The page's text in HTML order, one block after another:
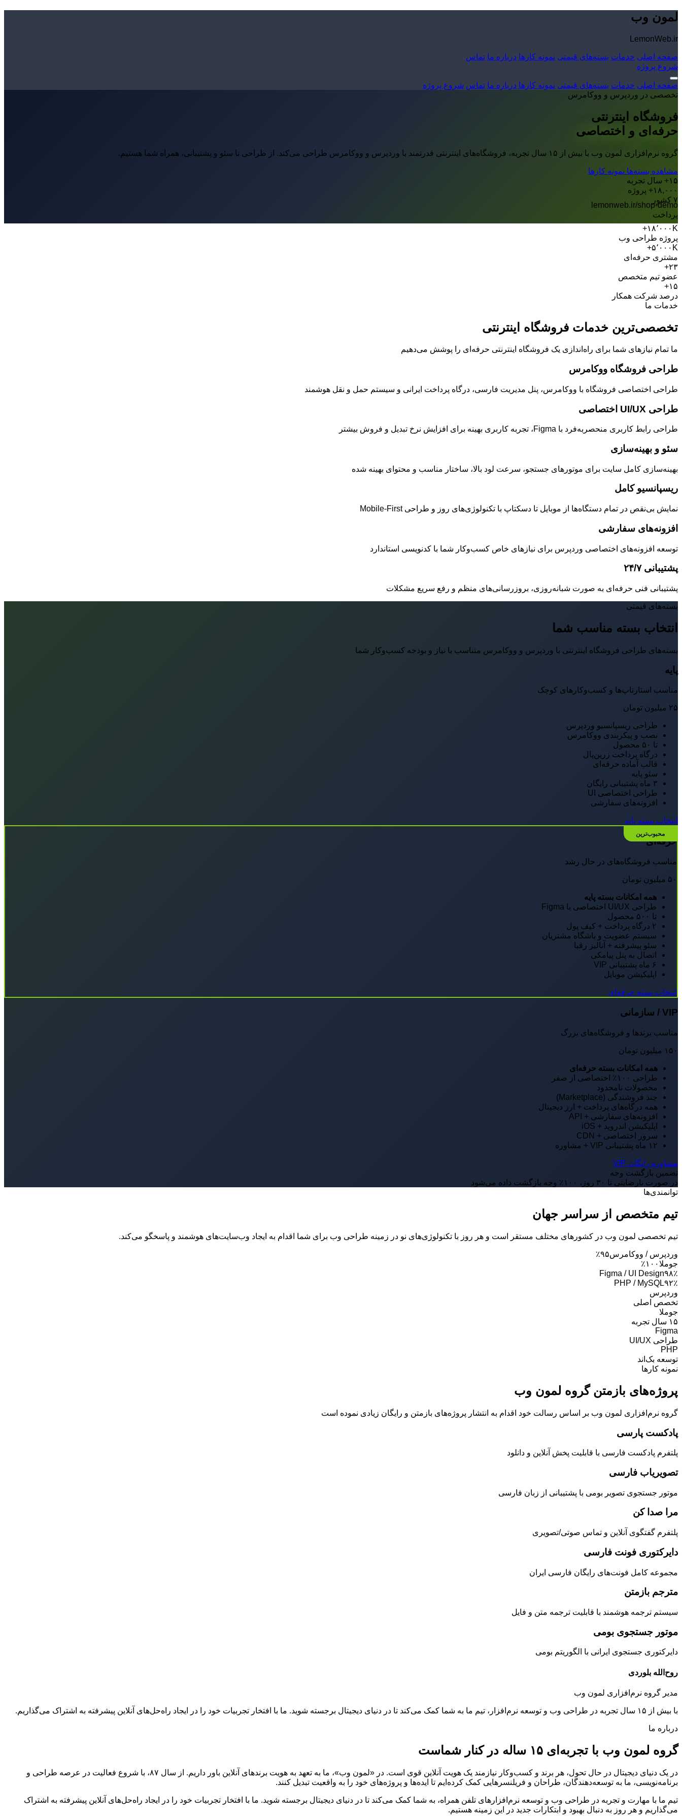
لمون وب
LemonWeb.ir
صفحه اصلی خدمات بسته‌های قیمتی نمونه کارها درباره ما تماس
شروع پروژه
صفحه اصلی خدمات بسته‌های قیمتی نمونه کارها درباره ما تماس شروع پروژه
تخصصی در وردپرس و ووکامرس
فروشگاه اینترنتی
حرفه‌ای و اختصاصی
گروه نرم‌افزاری لمون وب با بیش از ۱۵ سال تجربه، فروشگاه‌های اینترنتی قدرتمند با وردپرس و ووکامرس طراحی می‌کند. از طراحی تا سئو و پشتیبانی، همراه شما هستیم.
مشاهده بسته‌ها نمونه کارها
۱۵+ سال تجربه
۱۸,۰۰۰+ پروژه
۷ کشور
lemonweb.ir/shop-demo
پرداخت
۱۸٬۰۰۰K+
پروژه طراحی وب
۵٬۰۰۰K+
مشتری حرفه‌ای
۲۳+
عضو تیم متخصص
۱۵+
درصد شرکت همکار
خدمات ما
تخصصی‌ترین خدمات فروشگاه اینترنتی
ما تمام نیازهای شما برای راه‌اندازی یک فروشگاه اینترنتی حرفه‌ای را پوشش می‌دهیم
طراحی فروشگاه ووکامرس
طراحی اختصاصی فروشگاه با ووکامرس، پنل مدیریت فارسی، درگاه پرداخت ایرانی و سیستم حمل و نقل هوشمند
طراحی UI/UX اختصاصی
طراحی رابط کاربری منحصربه‌فرد با Figma، تجربه کاربری بهینه برای افزایش نرخ تبدیل و فروش بیشتر
سئو و بهینه‌سازی
بهینه‌سازی کامل سایت برای موتورهای جستجو، سرعت لود بالا، ساختار مناسب و محتوای بهینه شده
ریسپانسیو کامل
نمایش بی‌نقص در تمام دستگاه‌ها از موبایل تا دسکتاپ با تکنولوژی‌های روز و طراحی Mobile-First
افزونه‌های سفارشی
توسعه افزونه‌های اختصاصی وردپرس برای نیازهای خاص کسب‌وکار شما با کدنویسی استاندارد
پشتیبانی ۲۴/۷
پشتیبانی فنی حرفه‌ای به صورت شبانه‌روزی، بروزرسانی‌های منظم و رفع سریع مشکلات
بسته‌های قیمتی
انتخاب بسته مناسب شما
بسته‌های طراحی فروشگاه اینترنتی با وردپرس و ووکامرس متناسب با نیاز و بودجه کسب‌وکار شما
پایه
مناسب استارتاپ‌ها و کسب‌وکارهای کوچک
۲۵ میلیون تومان
طراحی ریسپانسیو وردپرس
نصب و پیکربندی ووکامرس
تا ۵۰ محصول
درگاه پرداخت زرین‌پال
قالب آماده حرفه‌ای
سئو پایه
۳ ماه پشتیبانی رایگان
طراحی اختصاصی UI
افزونه‌های سفارشی
انتخاب بسته پایه
حرفه‌ای
مناسب فروشگاه‌های در حال رشد
۵۰ میلیون تومان
همه امکانات بسته پایه
طراحی UI/UX اختصاصی با Figma
تا ۵۰۰ محصول
۲ درگاه پرداخت + کیف پول
سیستم عضویت و باشگاه مشتریان
سئو پیشرفته + آنالیز رقبا
اتصال به پنل پیامکی
۶ ماه پشتیبانی VIP
اپلیکیشن موبایل
انتخاب بسته حرفه‌ای
VIP / سازمانی
مناسب برندها و فروشگاه‌های بزرگ
۱۵۰ میلیون تومان
همه امکانات بسته حرفه‌ای
طراحی ۱۰۰٪ اختصاصی از صفر
محصولات نامحدود
چند فروشندگی (Marketplace)
همه درگاه‌های پرداخت + ارز دیجیتال
افزونه‌های سفارشی + API
اپلیکیشن اندروید + iOS
سرور اختصاصی + CDN
۱۲ ماه پشتیبانی VIP + مشاوره
مشاوره رایگان VIP
تضمین بازگشت وجه
در صورت نارضایتی تا ۳۰ روز، ۱۰۰٪ وجه بازگشت داده می‌شود
توانمندی‌ها
تیم متخصص از سراسر جهان
تیم تخصصی لمون وب در کشورهای مختلف مستقر است و هر روز با تکنولوژی‌های نو در زمینه طراحی وب برای شما اقدام به ایجاد وب‌سایت‌های هوشمند و پاسخگو می‌کند.
وردپرس / ووکامرس۹۵٪
جوملا۱۰۰٪
Figma / UI Design۹۸٪
PHP / MySQL۹۲٪
وردپرس
تخصص اصلی
جوملا
۱۵ سال تجربه
Figma
طراحی UI/UX
PHP
توسعه بک‌اند
نمونه کارها
پروژه‌های بازمتن گروه لمون وب
گروه نرم‌افزاری لمون وب بر اساس رسالت خود اقدام به انتشار پروژه‌های بازمتن و رایگان زیادی نموده است
پادکست پارسی
پلتفرم پادکست فارسی با قابلیت پخش آنلاین و دانلود
تصویریاب فارسی
موتور جستجوی تصویر بومی با پشتیبانی از زبان فارسی
مرا صدا کن
پلتفرم گفتگوی آنلاین و تماس صوتی/تصویری
دایرکتوری فونت فارسی
مجموعه کامل فونت‌های رایگان فارسی ایران
مترجم بازمتن
سیستم ترجمه هوشمند با قابلیت ترجمه متن و فایل
موتور جستجوی بومی
دایرکتوری جستجوی ایرانی با الگوریتم بومی
روح‌الله بلوردی
مدیر گروه نرم‌افزاری لمون وب
با بیش از ۱۵ سال تجربه در طراحی وب و توسعه نرم‌افزار، تیم ما به شما کمک می‌کند تا در دنیای دیجیتال برجسته شوید. ما با افتخار تجربیات خود را در ایجاد راه‌حل‌های آنلاین پیشرفته به اشتراک می‌گذاریم.
درباره ما
گروه لمون وب با تجربه‌ای ۱۵ ساله در کنار شماست
در یک دنیای دیجیتال در حال تحول، هر برند و کسب‌وکار نیازمند یک هویت آنلاین قوی است. در «لمون وب»، ما به تعهد به هویت برندهای آنلاین باور داریم. از سال ۸۷، با شروع فعالیت در عرصه طراحی و
برنامه‌نویسی، ما به توسعه‌دهندگان، طراحان و فریلنسرهایی کمک کرده‌ایم تا ایده‌ها و پروژه‌های خود را به واقعیت تبدیل کنند.
تیم ما با مهارت و تجربه در طراحی وب و توسعه نرم‌افزارهای تلفن همراه، به شما کمک می‌کند تا در دنیای دیجیتال برجسته شوید. ما با افتخار تجربیات خود را در ایجاد راه‌حل‌های آنلاین پیشرفته به اشتراک
می‌گذاریم و هر روز به دنبال بهبود و ابتکارات جدید در این زمینه هستیم.